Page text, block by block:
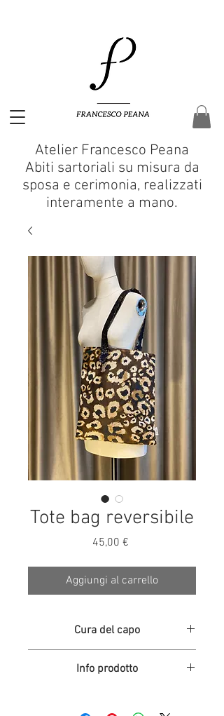
Atelier Francesco Peana
Abiti sartoriali su misura da
sposa e cerimonia, realizzati
interamente a mano.
Tote bag reversibile
45,00 €Prezzo
Aggiungi al carrello
Cura del capo
Stirare a media temperatura
Info prodotto
broccato o jacquard.